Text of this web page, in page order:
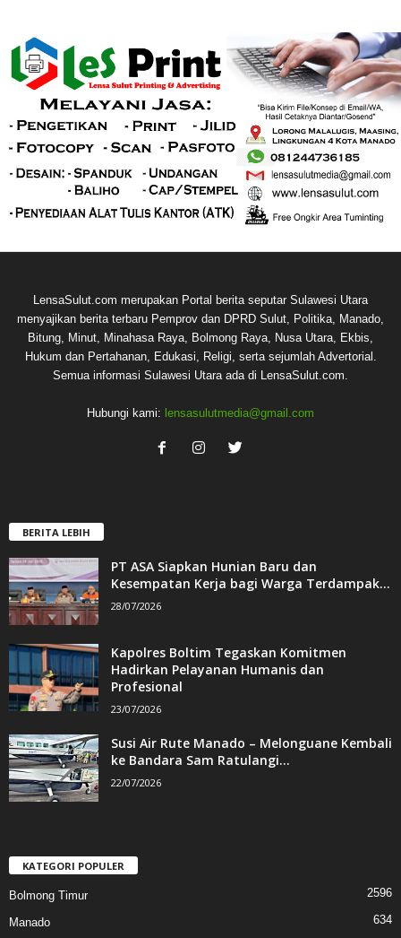
LensaSulut.com merupakan Portal berita seputar Sulawesi Utara
menyajikan berita terbaru Pemprov dan DPRD Sulut, Politika, Manado,
Bitung, Minut, Minahasa Raya, Bolmong Raya, Nusa Utara, Ekbis,
Hukum dan Pertahanan, Edukasi, Religi, serta sejumlah Advertorial.
Semua informasi Sulawesi Utara ada di LensaSulut.com.
Hubungi kami: lensasulutmedia@gmail.com
BERITA LEBIH
PT ASA Siapkan Hunian Baru dan
Kesempatan Kerja bagi Warga Terdampak...
28/07/2026
Kapolres Boltim Tegaskan Komitmen
Hadirkan Pelayanan Humanis dan
Profesional
23/07/2026
Susi Air Rute Manado – Melonguane Kembali
ke Bandara Sam Ratulangi...
22/07/2026
KATEGORI POPULER
Bolmong Timur 2596
Manado 634